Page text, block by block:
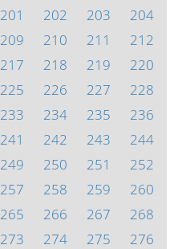
201 202 203
204
209 210 211
212
217 218 219
220
225 226 227
228
233 234 235
236
241 242 243
244
249 250 251
252
257 258 259
260
265 266 267
268
273 274 275
276